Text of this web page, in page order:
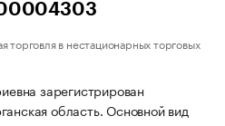
торговля в нестационарных торговых
зарегистрирован
область. Основной вид